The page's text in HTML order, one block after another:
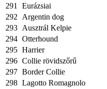
291
Eurázsiai
292
Argentin dog
293 Ausztrál Kelpie
294 Otterhound
295 Harrier
296 Collie rövidszőrű
297 Border Collie
298 Lagotto Romagnolo